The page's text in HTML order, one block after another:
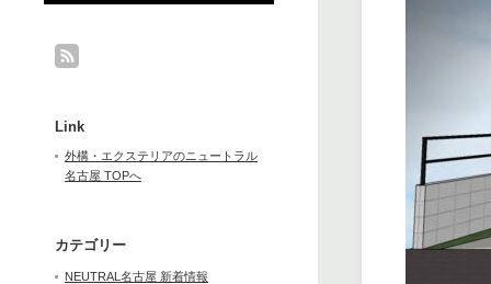
Link
外構・エクステリアのニュートラル
名古屋 TOPへ
カテゴリー
NEUTRAL名古屋 新着情報